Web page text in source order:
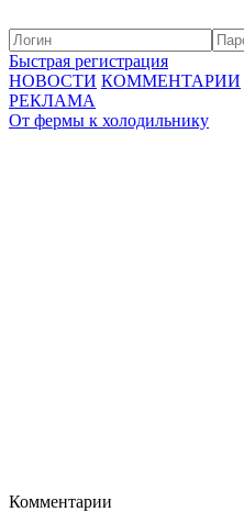
Быстрая регистрация
НОВОСТИ КОММЕНТАРИИ
РЕКЛАМА
От фермы к холодильнику
Комментарии